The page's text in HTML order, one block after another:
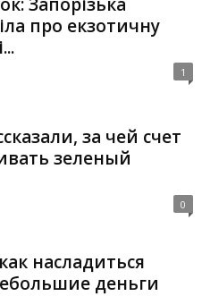
про екзотичну
1
за чей счет
зеленый
0
насладиться
деньги